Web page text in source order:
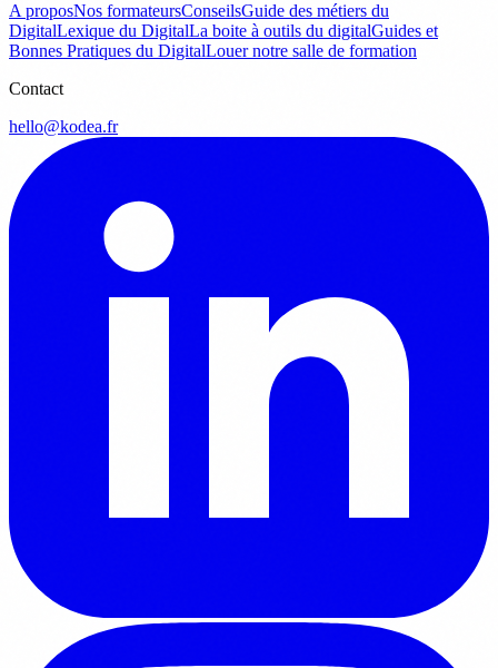
A proposNos formateursConseilsGuide des métiers du
DigitalLexique du DigitalLa boite à outils du digitalGuides et
Bonnes Pratiques du DigitalLouer notre salle de formation
Contact
hello@kodea.fr